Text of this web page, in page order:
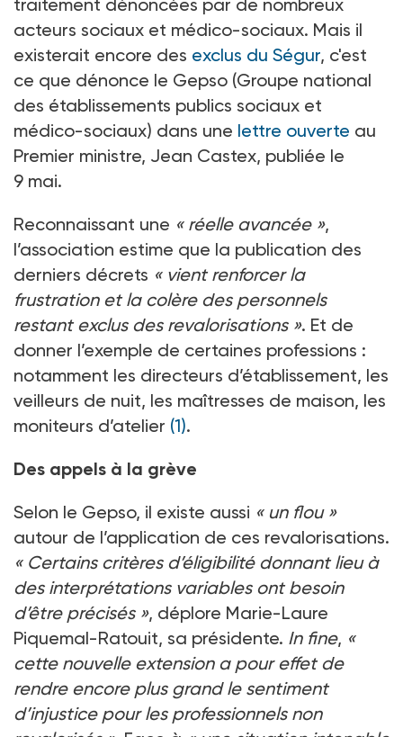
traitement dénoncées par de nombreux
acteurs sociaux et médico-sociaux. Mais il
existerait encore des exclus du Ségur, c'est
ce que dénonce le Gepso (Groupe national
des établissements publics sociaux et
médico-sociaux) dans une lettre ouverte au
Premier ministre, Jean Castex, publiée le
9 mai.
Reconnaissant une « réelle avancée »,
l’association estime que la publication des
derniers décrets « vient renforcer la
frustration et la colère des personnels
restant exclus des revalorisations ». Et de
donner l’exemple de certaines professions :
notamment les directeurs d’établissement, les
veilleurs de nuit, les maîtresses de maison, les
moniteurs d’atelier (1).
Des appels à la grève
Selon le Gepso, il existe aussi « un flou »
autour de l’application de ces revalorisations.
« Certains critères d’éligibilité donnant lieu à
des interprétations variables ont besoin
d’être précisés », déplore Marie-Laure
Piquemal-Ratouit, sa présidente. In fine, «
cette nouvelle extension a pour effet de
rendre encore plus grand le sentiment
d’injustice pour les professionnels non